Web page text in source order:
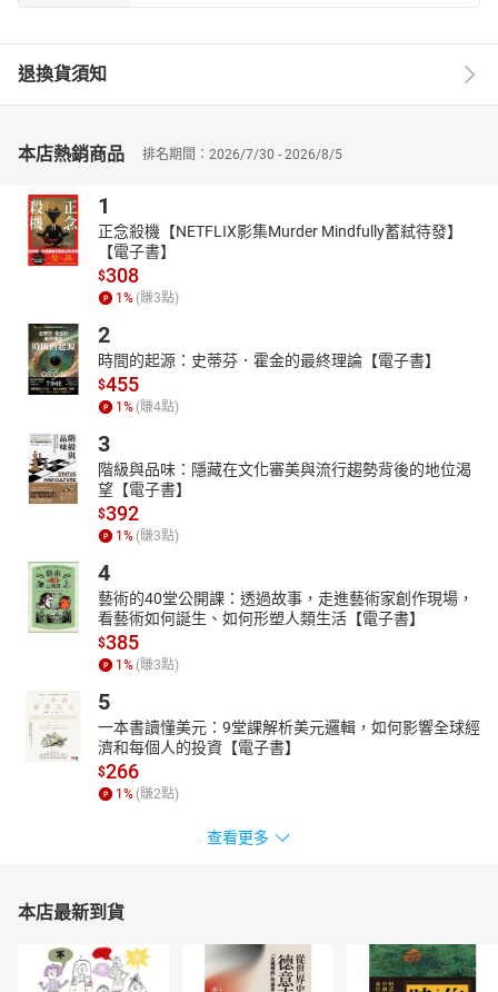
退換貨須知
本店熱銷商品 排名期間：2026/7/30 - 2026/8/5
1
正念殺機【NETFLIX影集Murder Mindfully蓄弒待發】
【電子書】
$308
1% (賺3點)
2
時間的起源：史蒂芬．霍金的最終理論【電子書】
$455
1% (賺4點)
3
階級與品味：隱藏在文化審美與流行趨勢背後的地位渴
望【電子書】
$392
1% (賺3點)
4
藝術的40堂公開課：透過故事，走進藝術家創作現場，
看藝術如何誕生、如何形塑人類生活【電子書】
$385
1% (賺3點)
5
一本書讀懂美元：9堂課解析美元邏輯，如何影響全球經
濟和每個人的投資【電子書】
$266
1% (賺2點)
查看更多
本店最新到貨